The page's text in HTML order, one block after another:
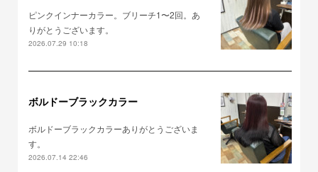
ピンクインナーカラー。ブリーチ1〜2回。あ
りがとうございます。
2026.07.29 10:18
ボルドーブラックカラー
ボルドーブラックカラーありがとうございま
す。
2026.07.14 22:46